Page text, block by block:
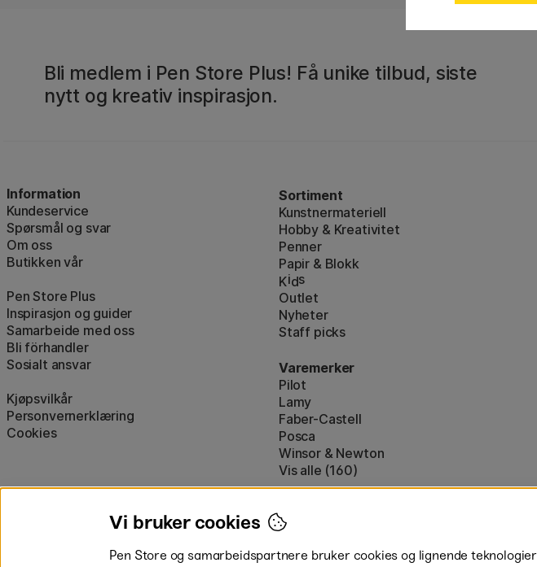
Bli medlem i Pen Store Plus! Få unike tilbud, siste
nytt og kreativ inspirasjon.
Information
Kundeservice
Spørsmål og svar
Om oss
Butikken vår
Pen Store Plus
Inspirasjon og guider
Samarbeide med oss
Bli förhandler
Sosialt ansvar
Kjøpsvilkår
Personvernerklæring
Cookies
Sortiment
Kunstnermateriell
Hobby & Kreativitet
Penner
Papir & Blokk
Kids
Outlet
Nyheter
Staff picks
Varemerker
Pilot
Lamy
Faber-Castell
Posca
Winsor & Newton
Vis alle (160)
Vi bruker cookies
Pen Store og samarbeidspartnere bruker cookies og lignende